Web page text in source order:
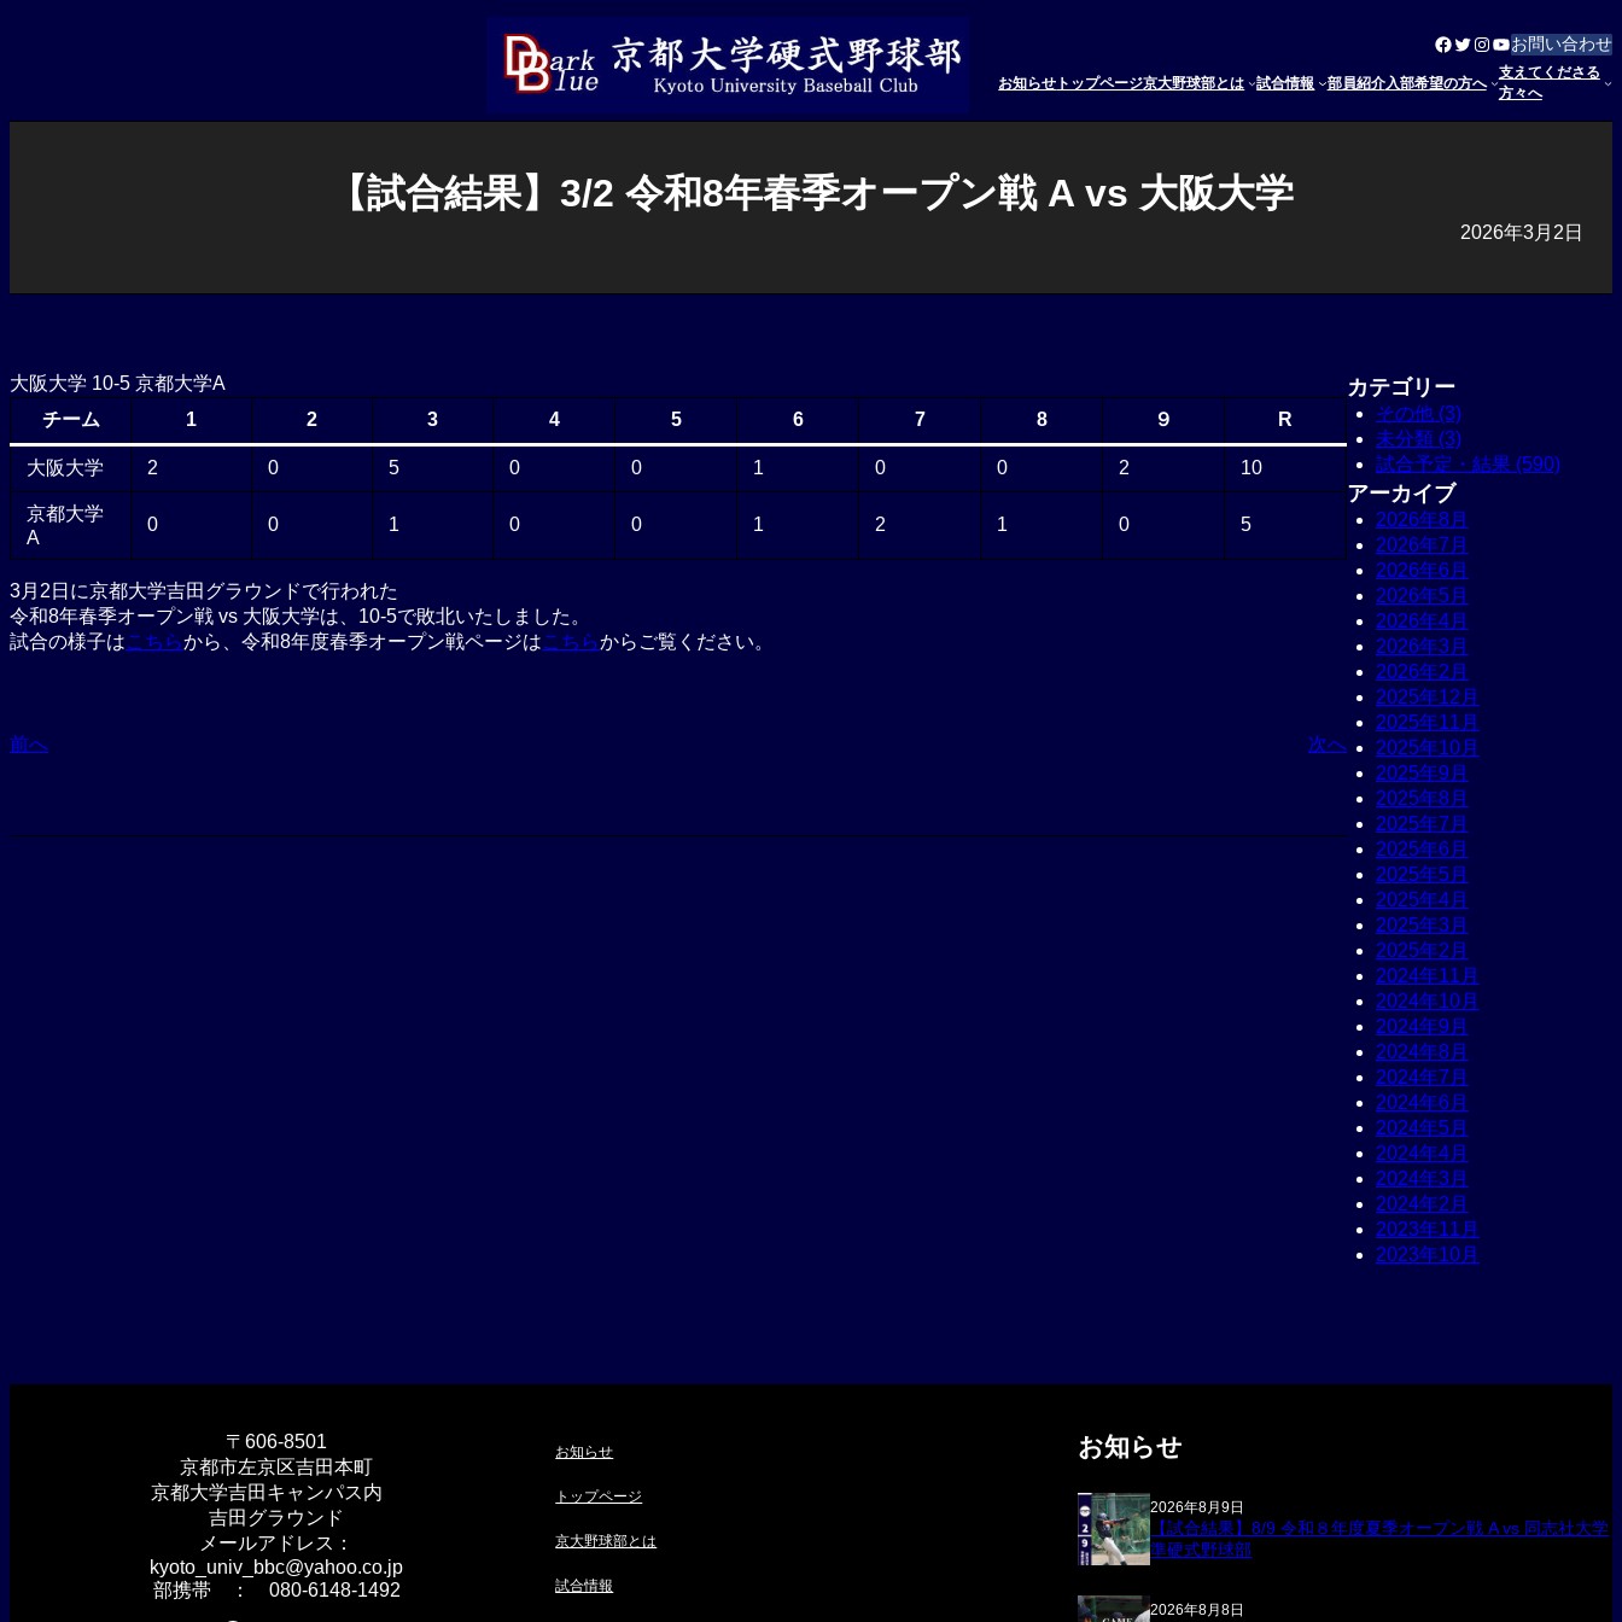
キ
Facebook
Twitter
Instagram
YouTube
お問い合わせ
お知らせ トップページ京大野球部とは 試合情報 部員紹介入部希望の方へ
支えてくださる
方々へ
【試合結果】3/2 令和8年春季オープン戦 A vs 大阪大学
2026年3月2日
大阪大学 10-5 京都大学A
チーム
1 2 3 4 5 6 7 8 ９ R
大阪大学 2 0 5 0 0 1 0 0 2 10
京都大学
A
0 0 1 0 0 1 2 1 0 5
3月2日に京都大学吉田グラウンドで行われた
令和8年春季オープン戦 vs 大阪大学は、10-5で敗北いたしました。
試合の様子はこちらから、令和8年度春季オープン戦ページはこちらからご覧ください。
前へ 次へ
カテゴリー
その他 (3)
未分類 (3)
試合予定・結果 (590)
アーカイブ
2026年8月
2026年7月
2026年6月
2026年5月
2026年4月
2026年3月
2026年2月
2025年12月
2025年11月
2025年10月
2025年9月
2025年8月
2025年7月
2025年6月
2025年5月
2025年4月
2025年3月
2025年2月
2024年11月
2024年10月
2024年9月
2024年8月
2024年7月
2024年6月
2024年5月
2024年4月
2024年3月
2024年2月
2023年11月
2023年10月
〒606-8501
京都市左京区吉田本町
京都大学吉田キャンパス内
吉田グラウンド
メールアドレス：
kyoto_univ_bbc@yahoo.co.jp
部携帯 ： 080-6148-1492
お知らせ
トップページ
京大野球部とは
試合情報
お知らせ
2026年8月9日
【試合結果】8/9 令和８年度夏季オープン戦 A vs 同志社大学
準硬式野球部
2026年8月8日